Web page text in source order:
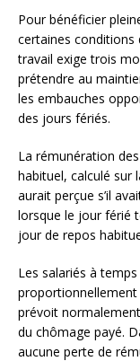
Pour bénéficier
certaines conditions
travail exige trois
prétendre au
les embauches
des jours fériés.
La rémunération
habituel, calculé sur
aurait perçue s’il
lorsque le jour férié
jour de repos
Les salariés à
proportionnellement
prévoit
du chômage payé.
aucune perte de